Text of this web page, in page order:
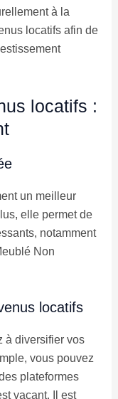
à la
locatifs afin de
locatifs :
un meilleur
elle permet de
notamment
Non
locatifs
à diversifier vos
vous pouvez
plateformes
vacant. Il est